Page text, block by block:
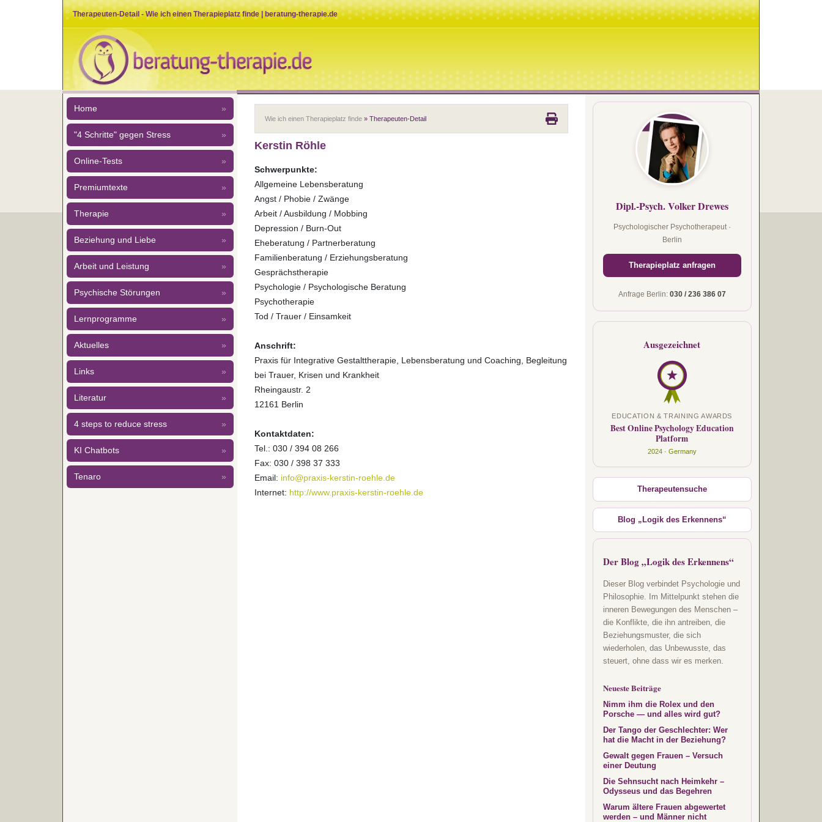
Therapeuten-Detail - Wie ich einen Therapieplatz finde | beratung-therapie.de
Home »
"4 Schritte" gegen Stress »
Online-Tests »
Premiumtexte »
Therapie »
Beziehung und Liebe »
Arbeit und Leistung »
Psychische Störungen »
Lernprogramme »
Aktuelles »
Links »
Literatur »
4 steps to reduce stress »
KI Chatbots »
Tenaro »
Wie ich einen Therapieplatz finde» Therapeuten-Detail
Kerstin Röhle
Schwerpunkte:
Allgemeine Lebensberatung
Angst / Phobie / Zwänge
Arbeit / Ausbildung / Mobbing
Depression / Burn-Out
Eheberatung / Partnerberatung
Familienberatung / Erziehungsberatung
Gesprächstherapie
Psychologie / Psychologische Beratung
Psychotherapie
Tod / Trauer / Einsamkeit
Anschrift:
Praxis für Integrative Gestalttherapie, Lebensberatung und Coaching, Begleitung
bei Trauer, Krisen und Krankheit
Rheingaustr. 2
12161 Berlin
Kontaktdaten:
Tel.: 030 / 394 08 266
Fax: 030 / 398 37 333
Email: info@praxis-kerstin-roehle.de
Internet: http://www.praxis-kerstin-roehle.de
Dipl.-Psych. Volker Drewes
Psychologischer Psychotherapeut ·
Berlin
Therapieplatz anfragen
Anfrage Berlin: 030 / 236 386 07
Ausgezeichnet
EDUCATION & TRAINING AWARDS
Best Online Psychology Education
Platform
2024 · Germany
Therapeutensuche
Blog „Logik des Erkennens“
Der Blog „Logik des Erkennens“
Dieser Blog verbindet Psychologie und
Philosophie. Im Mittelpunkt stehen die
inneren Bewegungen des Menschen –
die Konflikte, die ihn antreiben, die
Beziehungsmuster, die sich
wiederholen, das Unbewusste, das
steuert, ohne dass wir es merken.
Neueste Beiträge
Nimm ihm die Rolex und den
Porsche — und alles wird gut?
Der Tango der Geschlechter: Wer
hat die Macht in der Beziehung?
Gewalt gegen Frauen – Versuch
einer Deutung
Die Sehnsucht nach Heimkehr –
Odysseus und das Begehren
Warum ältere Frauen abgewertet
werden – und Männer nicht